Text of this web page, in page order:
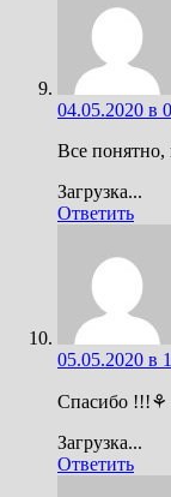
04.05.2020 в
Все понятно,
Загрузка...
Ответить
05.05.2020 в
Спасибо !!!⚘
Загрузка...
Ответить